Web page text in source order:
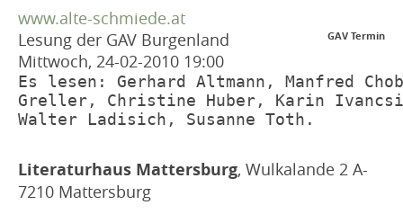
www.alte-schmiede.at
Lesung der GAV Burgenland
GAV Termin
Mittwoch, 24-02-2010 19:00
Es lesen: Gerhard Altmann, Manfred
Greller, Christine Huber, Karin
Walter Ladisich, Susanne Toth.
Literaturhaus Mattersburg, Wulkalande 2 A-
7210 Mattersburg